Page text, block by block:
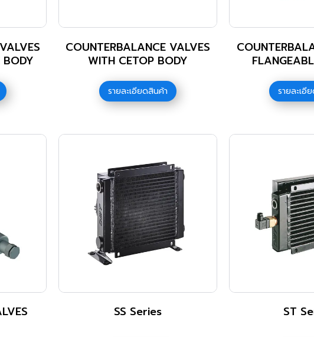
COUNTERBALANCE VALVES
WITH CETOP BODY
รายละเอียดสินค้า รายละเอี
SS Series ST